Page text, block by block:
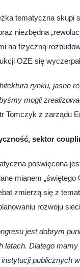
tematyczna skupi
niezbędna
na fizyczną
OZE się
rynku, jasne
mogli
Tomczyk z zarządu
sektor
poświęcona
mianem
zmierzą się z
rozwoju
jest dobrym
latach. Dlatego
publicznych